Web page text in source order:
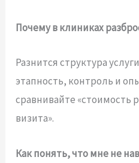
Почему в клиниках
Разнится структура
этапность, контроль и
сравнивайте «стоимость
визита».
Как понять, что мне не